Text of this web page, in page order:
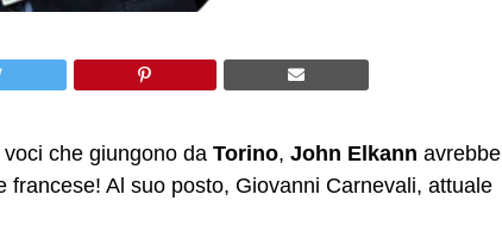
che giungono da Torino, John Elkann avrebbe
Al suo posto, Giovanni Carnevali, attuale